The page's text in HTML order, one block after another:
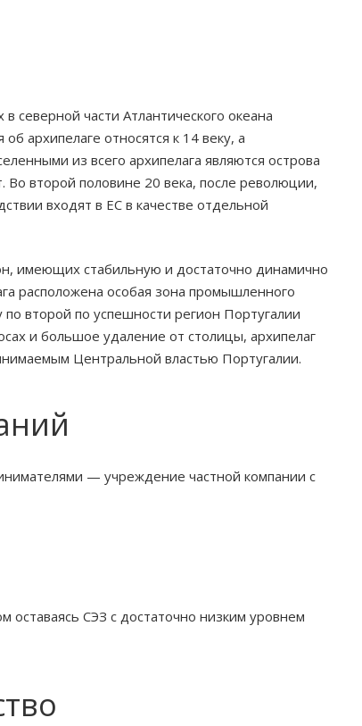
северной части Атлантического океана
архипелаге относятся к 14 веку, а
из всего архипелага являются острова
Во второй половине 20 века, после революции,
входят в ЕС в качестве отдельной
имеющих стабильную и достаточно динамично
расположена особая зона промышленного
второй по успешности регион Португалии
и большое удаление от столицы, архипелаг
Центральной властью Португалии.
— учреждение частной компании с
оставаясь СЭЗ с достаточно низким уровнем